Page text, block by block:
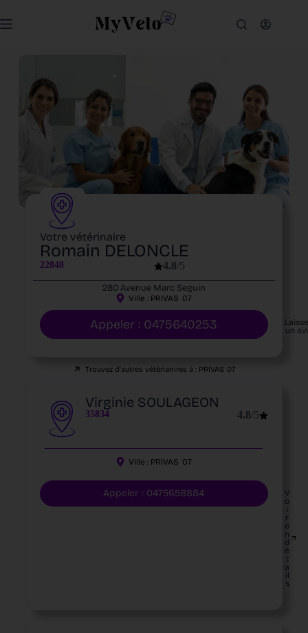
Votre vétérinaire
Romain DELONCLE
22848 4.8/5
280 Avenue Marc Seguin
Ville : PRIVAS 07
Appeler : 0475640253
un
Trouvez d'autres vétérianires à : PRIVAS 07
Virginie SOULAGEON
35834 4.8/5
Ville : PRIVAS 07
Appeler : 0475658884
V
o
i
r
e
n
d
é
t
a
il
s